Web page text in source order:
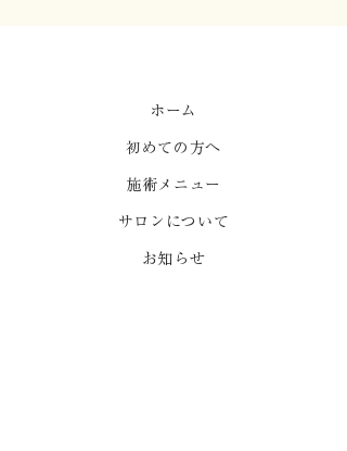
はりって痛くないです
ホーム
初めての方へ
施術メニュー
サロンについて
お知らせ